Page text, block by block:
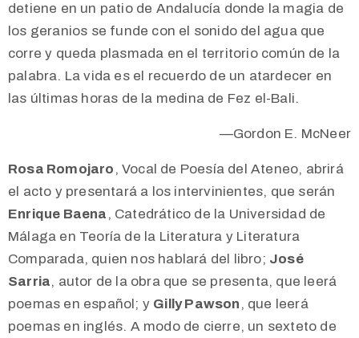
detiene en un patio de Andalucía donde la magia de
los geranios se funde con el sonido del agua que
corre y queda plasmada en el territorio común de la
palabra. La vida es el recuerdo de un atardecer en
las últimas horas de la medina de Fez el-Bali.
—Gordon E. McNeer
Rosa Romojaro , Vocal de Poesía del Ateneo, abrirá
el acto y presentará a los intervinientes, que serán
Enrique Baena , Catedrático de la Universidad de
Málaga en Teoría de la Literatura y Literatura
Comparada, quien nos hablará del libro; José
Sarria, autor de la obra que se presenta, que leerá
poemas en español; y Gilly Pawson , que leerá
poemas en inglés. A modo de cierre, un sexteto de